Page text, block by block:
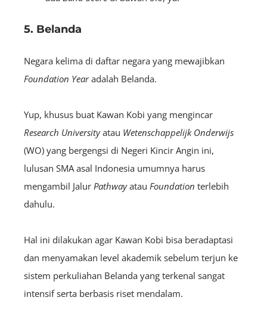
5. Belanda
Negara kelima di daftar negara yang mewajibkan
Foundation Yearadalah Belanda.
Yup, khusus buat Kawan Kobi yang mengincar
Research Universityatau Wetenschappelijk Onderwijs
(WO) yang bergengsi di Negeri Kincir Angin ini,
lulusan SMA asal Indonesia umumnya harus
mengambil Jalur Pathwayatau Foundation terlebih
dahulu.
Hal ini dilakukan agar Kawan Kobi bisa beradaptasi
dan menyamakan level akademik sebelum terjun ke
sistem perkuliahan Belanda yang terkenal sangat
intensif serta berbasis riset mendalam.